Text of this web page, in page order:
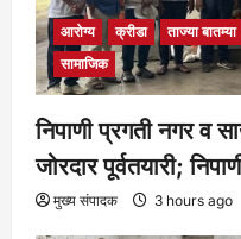
आरोग्य क्रीडा ताज्या बातम्या
सामाजिक
निपाणी प्रगती नगर व
जोरदार पूर्वतयारी;
मुख्य संपादक 3 hours ago